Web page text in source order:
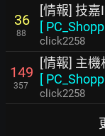
36
88
[情報] 技
[
click2258
149
357
[情報] 主
[
click2258